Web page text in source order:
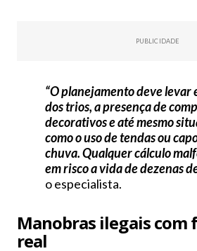
PUBLICIDADE
“O planejamento deve levar
dos trios, a presença de
decorativos e até mesmo
como o uso de tendas ou
chuva. Qualquer cálculo
em risco a vida de dezenas
o especialista.
Manobras ilegais com
real